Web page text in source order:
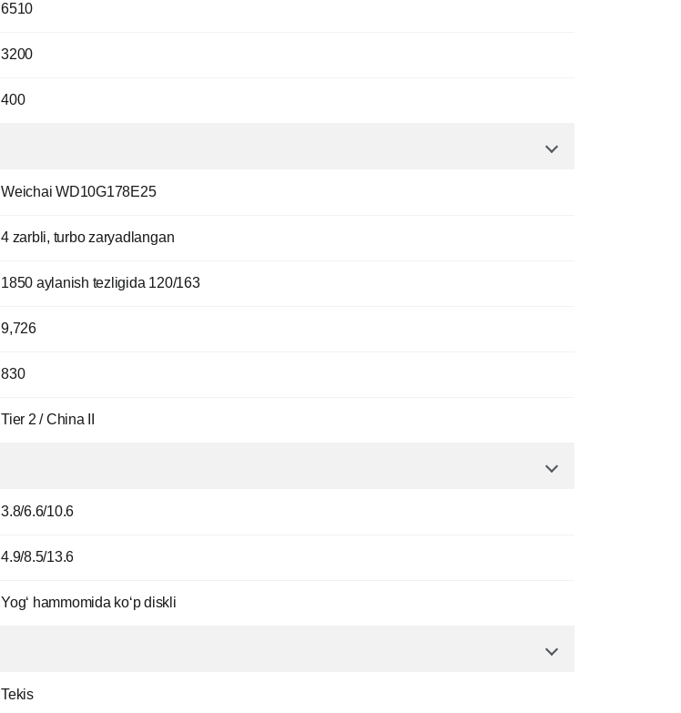
6510
3200
400
Weichai WD10G178E25
4 zarbli, turbo zaryadlangan
1850 aylanish tezligida 120/163
9,726
830
Tier 2 / China II
3.8/6.6/10.6
4.9/8.5/13.6
Yog‘ hammomida ko‘p diskli
Tekis